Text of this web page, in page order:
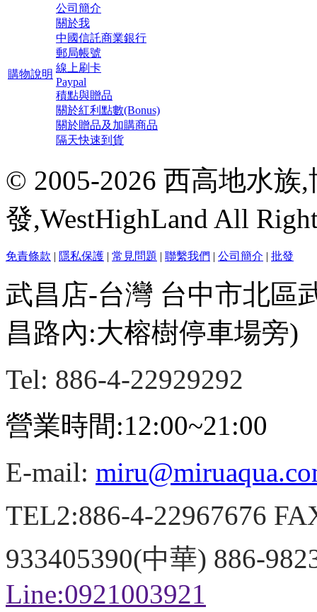
購物說明
公司簡介
關於我
中國信託商業銀行
郵局帳號
線上刷卡
Paypal
積點與贈品
關於紅利點數(Bonus)
關於贈品及加購商品
隔天快速到貨
© 2005-2026 西高地水族
發,WestHighLand All
免責條款 | 隱私保護 | 常見問題 | 聯繫我們 | 公司簡介 | 批發
武昌店-台灣 台中市北區
昌路內:大榕樹停車場旁)
Tel: 886-4-22929292
營業時間:12:00~21:00
E-mail:
TEL2:886-4-22967676
933405390(中華) 886-
Line:0921003921